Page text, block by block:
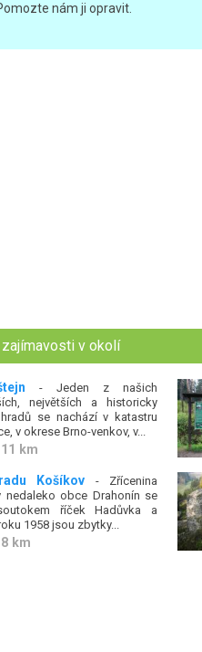
nám ji opravit.
v okolí
- Jeden z našich
největších a historicky
se nachází v katastru
v okrese Brno-venkov, v...
km
Košíkov - Zřícenina
nedaleko obce Drahonín se
říček Hadůvka a
1958 jsou zbytky...
km